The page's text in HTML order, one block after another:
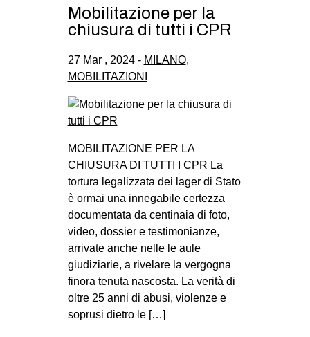
Mobilitazione per la
chiusura di tutti i CPR
27 Mar , 2024 - MILANO,
MOBILITAZIONI
MOBILITAZIONE PER LA
CHIUSURA DI TUTTI I CPR La
tortura legalizzata dei lager di Stato
è ormai una innegabile certezza
documentata da centinaia di foto,
video, dossier e testimonianze,
arrivate anche nelle le aule
giudiziarie, a rivelare la vergogna
finora tenuta nascosta. La verità di
oltre 25 anni di abusi, violenze e
soprusi dietro le […]